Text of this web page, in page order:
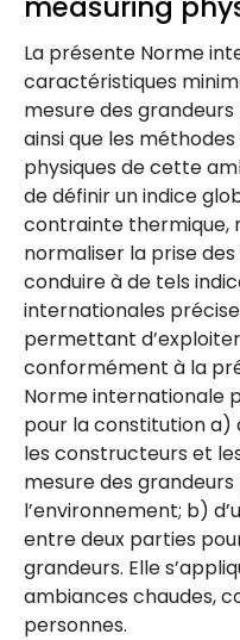
La présente Norme
caractéristiques
mesure des grandeurs
ainsi que les
physiques de cette
de définir un indice
contrainte thermique,
normaliser la prise
conduire à de tels
internationales
permettant
conformément à la
Norme internationale
pour la constitution a)
les constructeurs et
mesure des grandeurs
l’environnement; b)
entre deux parties
grandeurs. Elle
ambiances chaudes,
personnes.